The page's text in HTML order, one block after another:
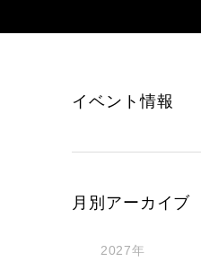
イベント情報
月別アーカイブ
2027年